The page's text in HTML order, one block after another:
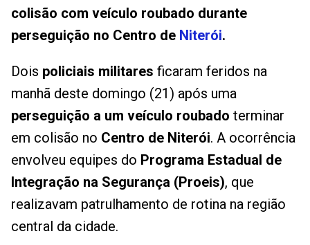
colisão com veículo roubado durante
perseguição no Centro de Niterói.
Dois policiais militares ficaram feridos na
manhã deste domingo (21) após uma
perseguição a um veículo roubado terminar
em colisão no Centro de Niterói. A ocorrência
envolveu equipes do Programa Estadual de
Integração na Segurança (Proeis), que
realizavam patrulhamento de rotina na região
central da cidade.